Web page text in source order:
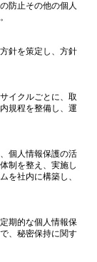
防止その他の個人
針を策定し、方針
イクルごとに、取
規程を整備し、運
個人情報保護の活
制を整え、実施し
を社内に構築し、
期的な個人情報保
、秘密保持に関す